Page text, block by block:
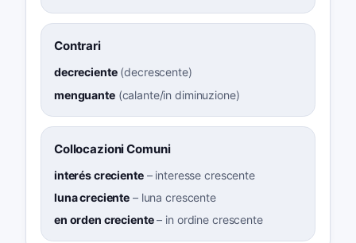
Contrari
decreciente(decrescente)
menguante(calante/in diminuzione)
Collocazioni Comuni
interés creciente– interesse crescente
luna creciente – luna crescente
en orden creciente– in ordine crescente